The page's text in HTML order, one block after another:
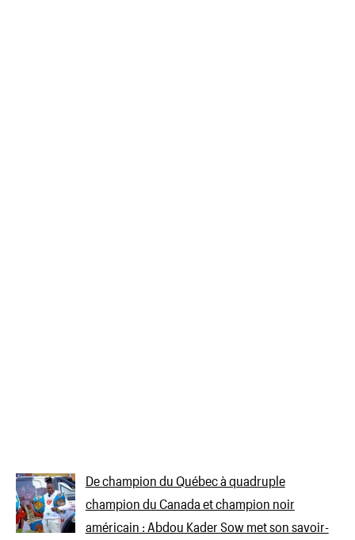
De champion du Québec à quadruple
champion du Canada et champion noir
américain : Abdou Kader Sow met son savoir-